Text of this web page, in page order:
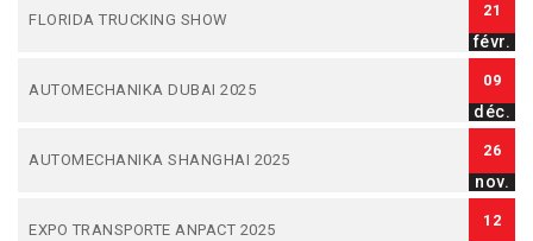
FLORIDA TRUCKING SHOW
21
févr.
AUTOMECHANIKA DUBAI 2025
09
déc.
AUTOMECHANIKA SHANGHAI 2025
26
nov.
EXPO TRANSPORTE ANPACT 2025
12